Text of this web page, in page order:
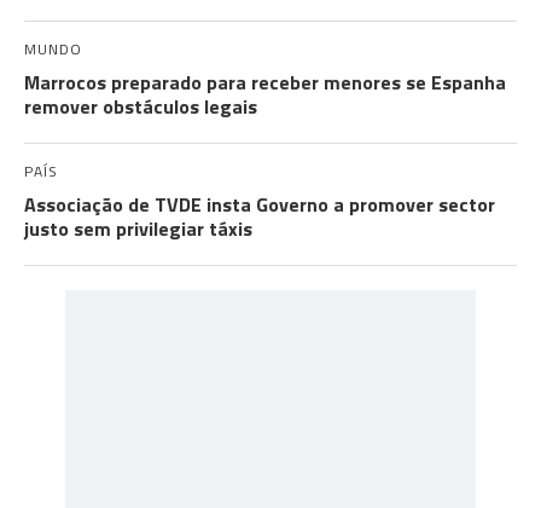
MUNDO
Marrocos preparado para receber menores se Espanha
remover obstáculos legais
PAÍS
Associação de TVDE insta Governo a promover sector
justo sem privilegiar táxis